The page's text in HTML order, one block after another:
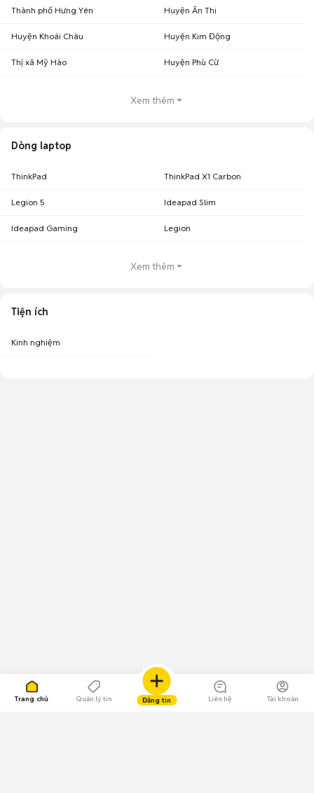
Trang chủ Quản lý tin Đăng tin Liên hệ Tài khoản
Thành phố Hưng Yên Huyện Ân Thi
Huyện Khoái Châu Huyện Kim Động
Thị xã Mỹ Hào Huyện Phù Cừ
Xem thêm
Dòng laptop
ThinkPad ThinkPad X1 Carbon
Legion 5 Ideapad Slim
Ideapad Gaming Legion
Xem thêm
Tiện ích
Kinh nghiệm